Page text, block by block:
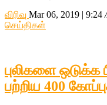
விரிவு Mar 06, 2019 | 9:24
செய்திகள்
புலிகளை ஒடுக்க
பற்றிய 400